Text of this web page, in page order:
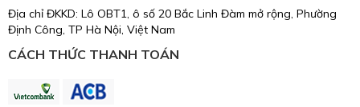
Địa chỉ ĐKKD: Lô OBT1, ô số 20 Bắc Linh Đàm mở rộng, Phường
Định Công, TP Hà Nội, Việt Nam
CÁCH THỨC THANH TOÁN